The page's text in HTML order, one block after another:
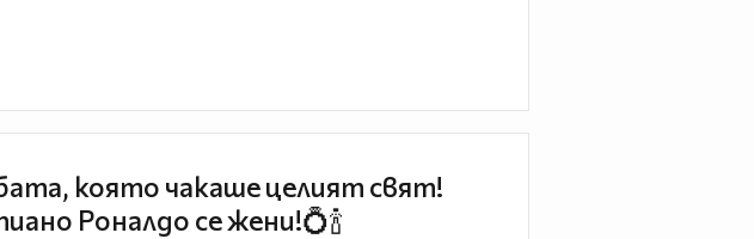
която чакаше целият свят!
Роналдо се жени!💍🍾